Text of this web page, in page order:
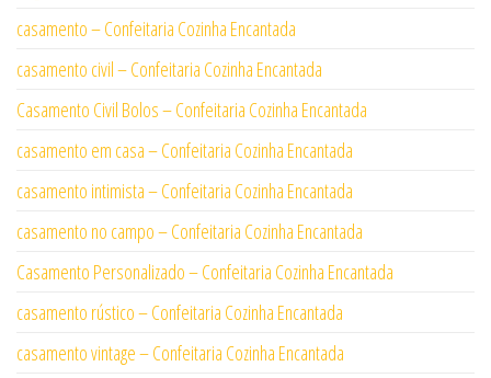
casamento – Confeitaria Cozinha Encantada
casamento civil – Confeitaria Cozinha Encantada
Casamento Civil Bolos – Confeitaria Cozinha Encantada
casamento em casa – Confeitaria Cozinha Encantada
casamento intimista – Confeitaria Cozinha Encantada
casamento no campo – Confeitaria Cozinha Encantada
Casamento Personalizado – Confeitaria Cozinha Encantada
casamento rústico – Confeitaria Cozinha Encantada
casamento vintage – Confeitaria Cozinha Encantada